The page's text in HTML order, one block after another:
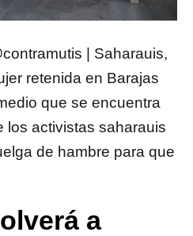
| Saharauis,
retenida en Barajas
que se encuentra
los activistas saharauis
de hambre para que
a